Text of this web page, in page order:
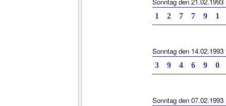
Sonntag den 21.02.1993
1 2 7 7 9
Sonntag den 14.02.1993
3 9 4 6 9
Sonntag den 07.02.1993